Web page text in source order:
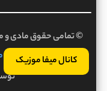
کانال میفا موزیک
© تمامی حقوق مادی و
به